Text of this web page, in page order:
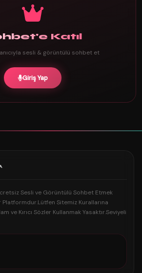
Katıl
sesli & görüntülü sohbet et
Giriş Yap
Sesli ve Görüntülü Sohbet Etmek
Platformdur.Lütfen Sitemiz Kurallarına
ve Kırıcı Sözler Kullanmak Yasaktır.Seviyeli